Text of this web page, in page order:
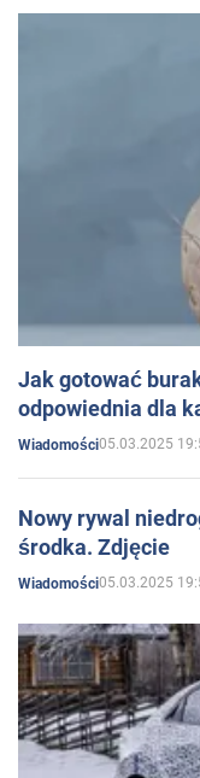
Jak gotować
odpowiednia dla
Wiadomości05.03.2025
Nowy rywal
środka. Zdjęcie
Wiadomości05.03.2025